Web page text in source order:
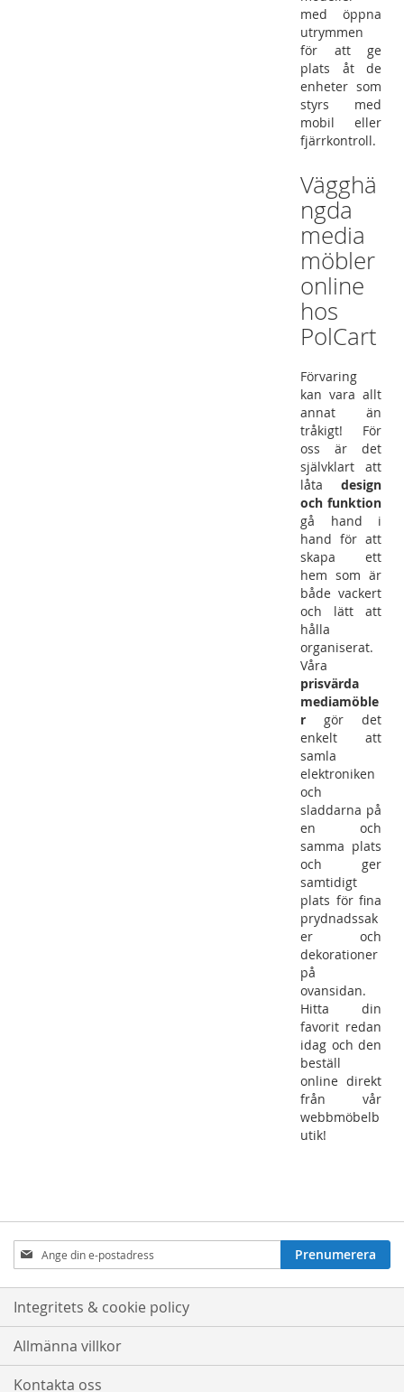
med öppna
utrymmen
för att ge
plats åt de
enheter som
styrs med
mobil eller
fjärrkontroll.
Vägghä
ngda
media
möbler
online
hos
PolCart
Förvaring
kan vara allt
annat än
tråkigt! För
oss är det
självklart att
låta design
och funktion
gå hand i
hand för att
skapa ett
hem som är
både vackert
och lätt att
hålla
organiserat.
Våra
prisvärda
mediamöble
r gör det
enkelt att
samla
elektroniken
och
sladdarna på
en och
samma plats
och ger
samtidigt
plats för fina
prydnadssak
er och
dekorationer
på
ovansidan.
Hitta din
favorit redan
idag och den
beställ
online direkt
från vår
webbmöbelb
utik!
Prenumerera
på
nyhetsbrev:
Prenumerera
Integritets & cookie policy
Allmänna villkor
Kontakta oss